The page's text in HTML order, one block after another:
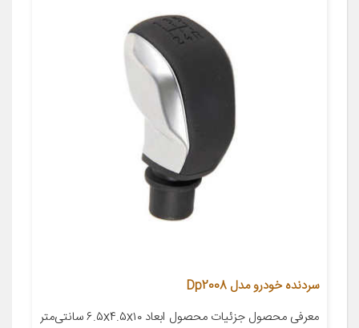
سردنده خودرو مدل Dp2008
معرفی محصول جزئیات محصول ابعاد ۶.۵x۴.۵x۱۰ سانتی‌متر